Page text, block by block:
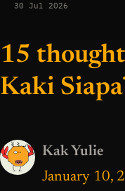
30 Jul 2026
15
Kaki
Kak Yulie
January 10,